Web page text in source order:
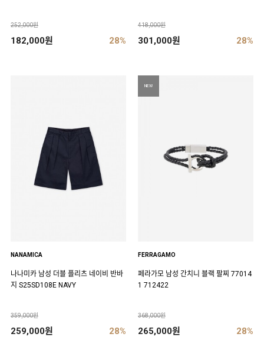
252,000원
182,000원 28%
418,000원
301,000원 28%
NANAMICA
나나미카 남성 더블 플리츠 네이비 반바
지 S25SD108E NAVY
359,000원
259,000원 28%
NEW
FERRAGAMO
페라가모 남성 간치니 블랙 팔찌 77014
1 712422
368,000원
265,000원 28%